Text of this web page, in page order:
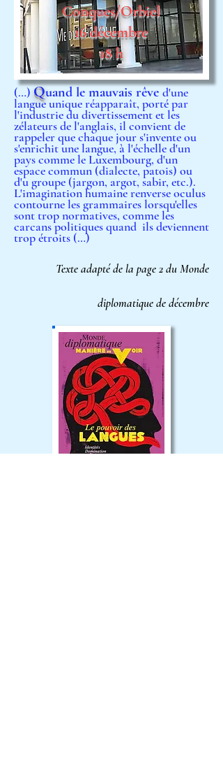
Conques/Orbiel
16 décembre
18 h
(…) Quand le mauvais rêve d'une
langue unique réapparaît, porté par
l'industrie du divertissement et les
zélateurs de l'anglais, il convient de
rappeler que chaque jour s'invente ou
s'enrichit une langue, à l'échelle d'un
pays comme le Luxembourg, d'un
espace commun (dialecte, patois) ou
d'u groupe (jargon, argot, sabir, etc.).
L'imagination humaine renverse oculus
contourne les grammaires lorsqu'elles
sont trop normatives, comme les
carcans politiques quand ils deviennent
trop étroits (…)
Texte adapté de la page 2 du Monde
diplomatique de décembre